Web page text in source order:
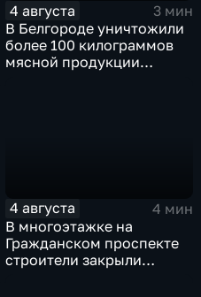
4 августа
3 мин
В Белгороде уничтожили
более 100 килограммов
мясной продукции
4 августа
4 мин
В многоэтажке на
Гражданском проспекте
строители закрыли